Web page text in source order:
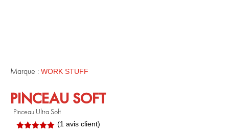
Marque : WORK STUFF
PINCEAU SOFT
Pinceau Ultra Soft
(1 avis client)